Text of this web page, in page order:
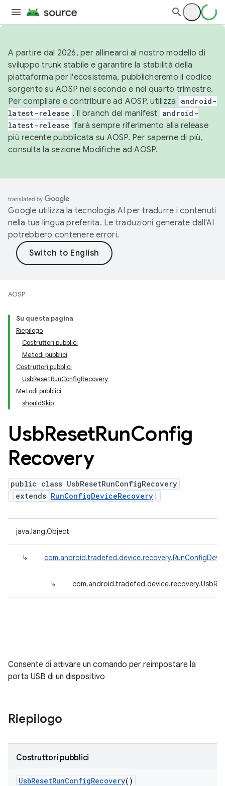
A partire dal 2026, per allinearci al nostro modello di
sviluppo trunk stabile e garantire la stabilità della
piattaforma per l'ecosistema, pubblicheremo il codice
sorgente su AOSP nel secondo e nel quarto trimestre.
Per compilare e contribuire ad AOSP, utilizza
android-
latest-release . Il branch del manifest android-
latest-release farà sempre riferimento alla release
più recente pubblicata su AOSP. Per saperne di più,
consulta la sezione Modifiche ad AOSP.
Google utilizza la tecnologia AI per tradurre i contenuti
nella tua lingua preferita. Le traduzioni generate dall'AI
potrebbero contenere errori.
AOSP
Su questa pagina
Riepilogo
Costruttori pubblici
Metodi pubblici
Costruttori pubblici
UsbResetRunConfigRecovery
Metodi pubblici
shouldSkip
UsbResetRunConfig
Recovery
public class UsbResetRunConfigRecovery
extends RunConfigDeviceRecovery
java.lang.Object
↳
↳
Consente di attivare un comando per reimpostare la
porta USB di un dispositivo
Riepilogo
Costruttori pubblici
UsbResetRunConfigRecovery()